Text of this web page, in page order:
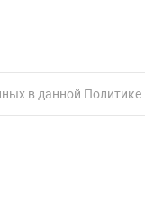
в данной Политике.